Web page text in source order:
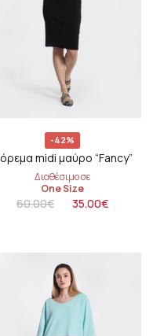
-42%
midi μαύρο “Fancy”
Διαθέσιμο σε
One Size
60.00€ 35.00€